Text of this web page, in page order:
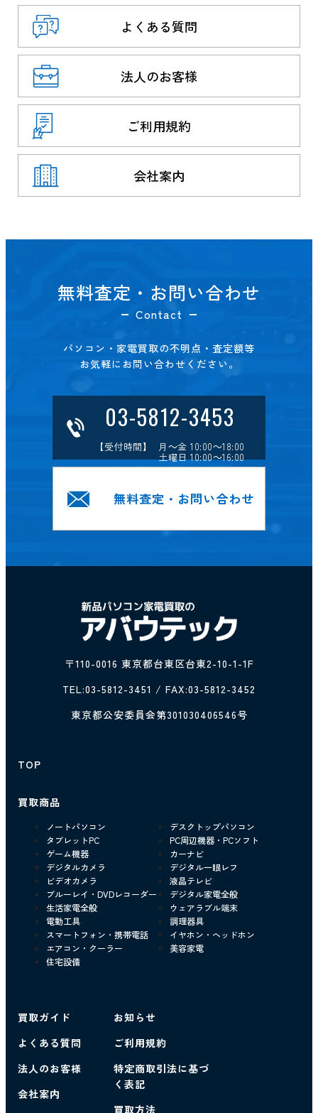
よくある質問
法人のお客様
ご利用規約
会社案内
無料査定・お問い合わせ
Contact
パソコン・家電買取の不明点・査定額等
お気軽にお問い合わせください。
03-5812-3453
【受付時間】 月～金 10:00～18:00
土曜日 10:00～16:00
無料査定・お問い合わせ
〒110-0016 東京都台東区台東2-10-1-1F
TEL:03-5812-3451 / FAX:03-5812-3452
東京都公安委員会第301030406546号
TOP
買取商品
ノートパソコン
デスクトップパソコン
タブレットPC
PC周辺機器・PCソフト
ゲーム機器
カーナビ
デジタルカメラ
デジタル一眼レフ
ビデオカメラ
液晶テレビ
ブルーレイ・DVDレコーダー
デジタル家電全般
生活家電全般
ウェアラブル端末
電動工具
調理器具
スマートフォン・携帯電話
イヤホン・ヘッドホン
エアコン・クーラー
美容家電
住宅設備
買取ガイド
よくある質問
法人のお客様
会社案内
お知らせ
ご利用規約
特定商取引法に基づ
く表記
買取方法